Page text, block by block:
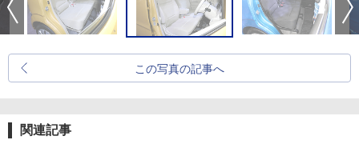
この写真の記事へ
関連記事